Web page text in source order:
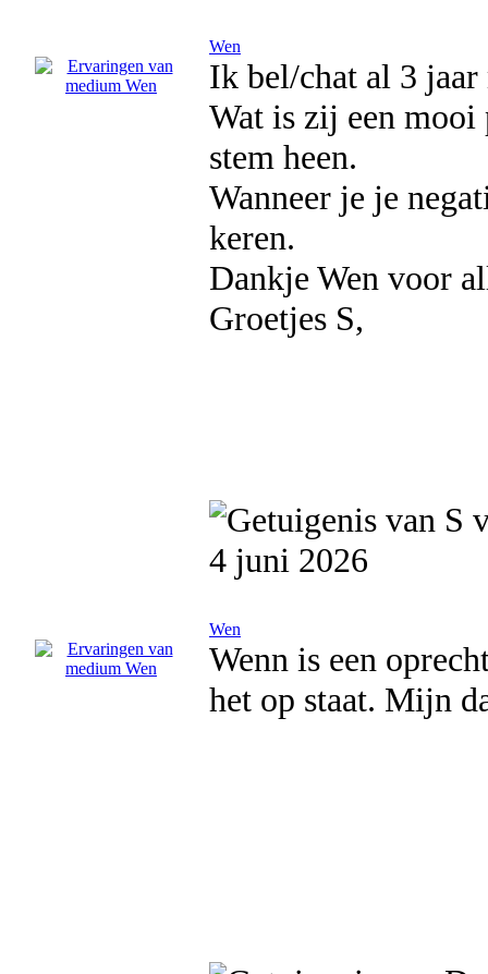
Wen
Ik bel/chat al 3 jaar
Wat is zij een mooi
stem heen.
Wanneer je je
keren.
Dankje Wen voor
Groetjes S,
4 juni 2026
Wen
Wenn is een
het op staat. Mijn